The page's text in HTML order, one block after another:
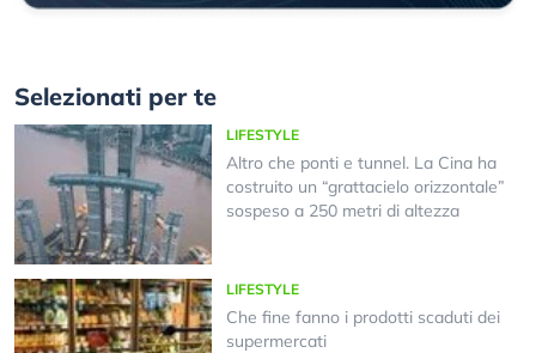
Selezionati per te
LIFESTYLE
Altro che ponti e tunnel. La Cina ha
costruito un “grattacielo orizzontale”
sospeso a 250 metri di altezza
LIFESTYLE
Che fine fanno i prodotti scaduti dei
supermercati